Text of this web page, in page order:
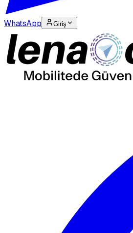
WhatsApp Giriş